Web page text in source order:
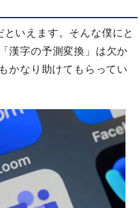
いえます。そんな僕にと
漢字の予測変換」は欠か
かなり助けてもらってい